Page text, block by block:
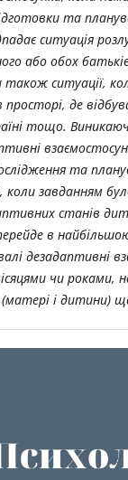
та
ситуація
або обох
ситуації,
де
тощо.
та
коли завданням
станів
в
дезадаптивні
чи роками,
і дитини)